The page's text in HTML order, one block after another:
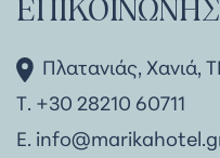
Πλατανιάς, Χανιά,
Τ. +30 28210 60711
Ε.